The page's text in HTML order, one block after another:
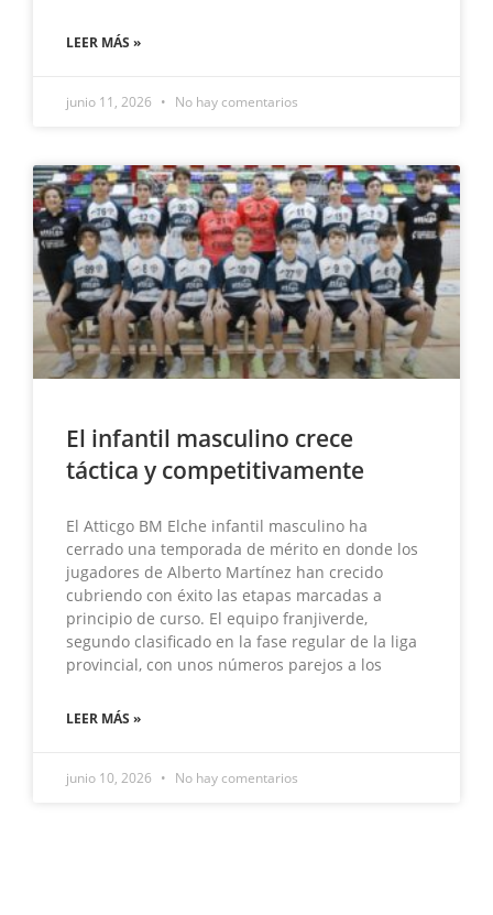
LEER MÁS »
junio 11, 2026 No hay comentarios
El infantil masculino crece
táctica y competitivamente
El Atticgo BM Elche infantil masculino ha
cerrado una temporada de mérito en donde los
jugadores de Alberto Martínez han crecido
cubriendo con éxito las etapas marcadas a
principio de curso. El equipo franjiverde,
segundo clasificado en la fase regular de la liga
provincial, con unos números parejos a los
LEER MÁS »
junio 10, 2026 No hay comentarios